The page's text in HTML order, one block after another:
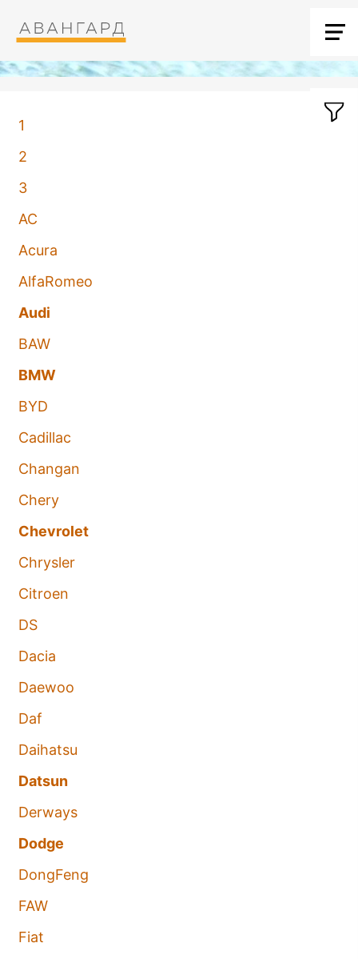
1
2
3
AC
Acura
AlfaRomeo
Audi
BAW
BMW
BYD
Cadillac
Changan
Chery
Chevrolet
Chrysler
Citroen
DS
Dacia
Daewoo
Daf
Daihatsu
Datsun
Derways
Dodge
DongFeng
FAW
Fiat